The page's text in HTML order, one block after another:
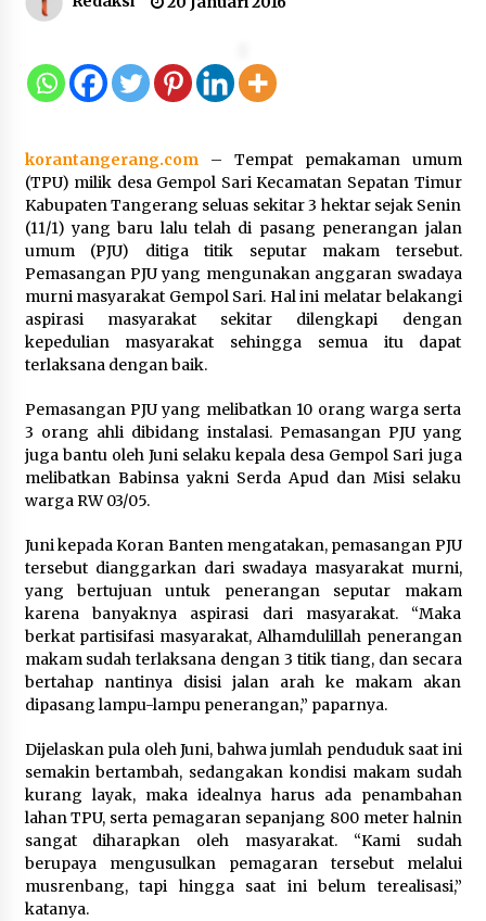
Pendirian Perseroan Perorangan
bagi Pelaku Usaha di Maluku Utara
Wagub Malut Apresiasi
Pendampingan Layanan Hukum
Gratis, Kakanwil: Pencatatan Hak
Cipta Musik Kini Rp0
9 Agustus 2026
Kemenkum Malut Semarakkan HUT
melalui Fun Walk di Ternate
9 Agustus 2026
2026 Resmi Dibuka, Siap Hadirkan
Pengalaman Beyond the Game
8 Agustus 2026
Timnas Indonesia Diharapkan
Bangkit Usai Takluk dari Vietnam di
8 Agustus 2026
Penanganan Kebakaran Gedung
Dinas Teknis Masuk Tahap Akhir,
Tak Ada Korban Jiwa
korantangerang.com– Tempat pemakaman umum
(TPU) milik desa Gempol Sari Kecamatan Sepatan Timur
Kabupaten Tangerang seluas sekitar 3 hektar sejak Senin
(11/1) yang baru lalu telah di pasang penerangan jalan
umum (PJU) ditiga titik seputar makam tersebut.
Pemasangan PJU yang mengunakan anggaran swadaya
murni masyarakat Gempol Sari. Hal ini melatar belakangi
aspirasi masyarakat sekitar dilengkapi dengan
kepedulian masyarakat sehingga semua itu dapat
terlaksana dengan baik.
Pemasangan PJU yang melibatkan 10 orang warga serta
3 orang ahli dibidang instalasi. Pemasangan PJU yang
juga bantu oleh Juni selaku kepala desa Gempol Sari juga
melibatkan Babinsa yakni Serda Apud dan Misi selaku
warga RW 03/05.
Juni kepada Koran Banten mengatakan, pemasangan PJU
tersebut dianggarkan dari swadaya masyarakat murni,
yang bertujuan untuk penerangan seputar makam
karena banyaknya aspirasi dari masyarakat. “Maka
berkat partisifasi masyarakat, Alhamdulillah penerangan
makam sudah terlaksana dengan 3 titik tiang, dan secara
bertahap nantinya disisi jalan arah ke makam akan
dipasang lampu-lampu penerangan,” paparnya.
Dijelaskan pula oleh Juni, bahwa jumlah penduduk saat ini
semakin bertambah, sedangakan kondisi makam sudah
kurang layak, maka idealnya harus ada penambahan
lahan TPU, serta pemagaran sepanjang 800 meter halnin
sangat diharapkan oleh masyarakat. “Kami sudah
berupaya mengusulkan pemagaran tersebut melalui
musrenbang, tapi hingga saat ini belum terealisasi,”
katanya.